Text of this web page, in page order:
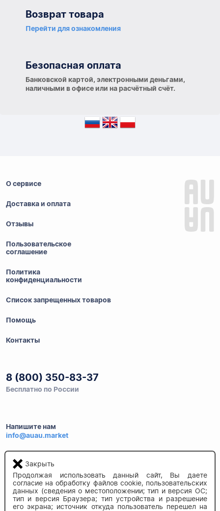
Возврат товара
Перейти для ознакомления
Безопасная оплата
Банковской картой, электронными деньгами,
наличными в офисе или на расчётный счёт.
О сервисе
Доставка и оплата
Отзывы
Пользовательское
соглашение
Политика
конфиденциальности
Список запрещенных товаров
Помощь
Контакты
8 (800) 350-83-37
Бесплатно по России
Напишите нам
info@auau.market
236027, г.Калининград
ул.Калязинская 6, оф. 2
Закрыть
Продолжая использовать данный сайт, Вы даете
согласие на обработку файлов cookie, пользовательских
данных (сведения о местоположении; тип и версия ОС;
тип и версия Браузера; тип устройства и разрешение
его экрана; источник откуда пользователь перешел на